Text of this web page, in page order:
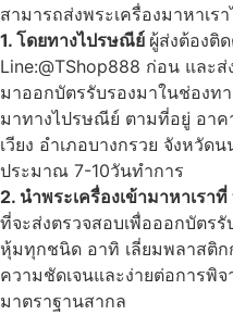
สามารถส่งพระเครื่องมาหาเร
1. โดยทางไปรษณีย์ ผู้ส่งต้องติ
Line:@TShop888 ก่อน และ
มาออกบัตรรับรองมาในช่องท
มาทางไปรษณีย์ ตามที่อยู่ อาค
เวียง อำเภอบางกรวย จังหวัด
ประมาณ 7-10วันทำการ
2. นำพระเครื่องเข้ามาหาเรา
ที่จะส่งตรวจสอบเพื่อออกบัตร
หุ้มทุกชนิด อาทิ เลี่ยมพลาสติก
ความชัดเจนและง่ายต่อการ
มาตราฐานสากล